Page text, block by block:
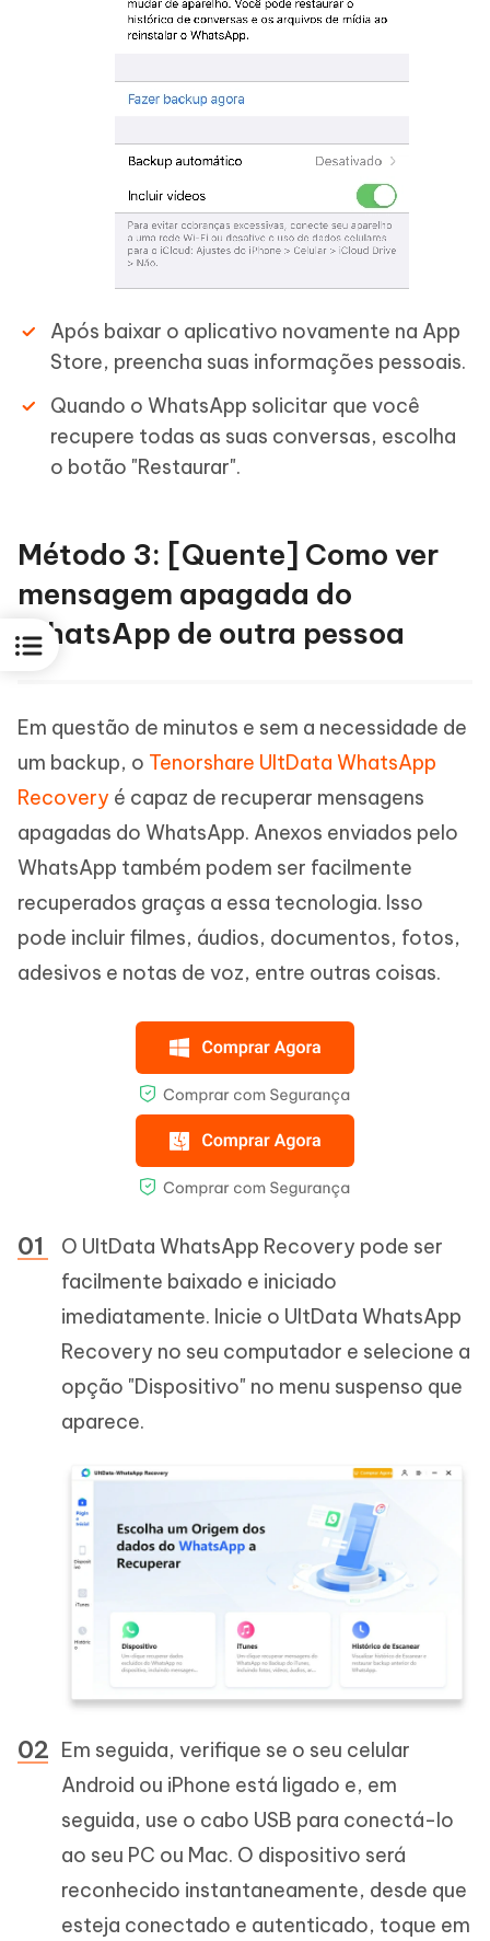
Após baixar o aplicativo novamente na App
Store, preencha suas informações pessoais.
Quando o WhatsApp solicitar que você
recupere todas as suas conversas, escolha
o botão "Restaurar".
Método 3: [Quente] Como ver
mensagem apagada do
WhatsApp de outra pessoa
Em questão de minutos e sem a necessidade de
um backup, o Tenorshare UltData WhatsApp
Recovery é capaz de recuperar mensagens
apagadas do WhatsApp. Anexos enviados pelo
WhatsApp também podem ser facilmente
recuperados graças a essa tecnologia. Isso
pode incluir filmes, áudios, documentos, fotos,
adesivos e notas de voz, entre outras coisas.
O UltData WhatsApp Recovery pode ser
facilmente baixado e iniciado
imediatamente. Inicie o UltData WhatsApp
Recovery no seu computador e selecione a
opção "Dispositivo" no menu suspenso que
aparece.
Em seguida, verifique se o seu celular
Android ou iPhone está ligado e, em
seguida, use o cabo USB para conectá-lo
ao seu PC ou Mac. O dispositivo será
reconhecido instantaneamente, desde que
esteja conectado e autenticado, toque em